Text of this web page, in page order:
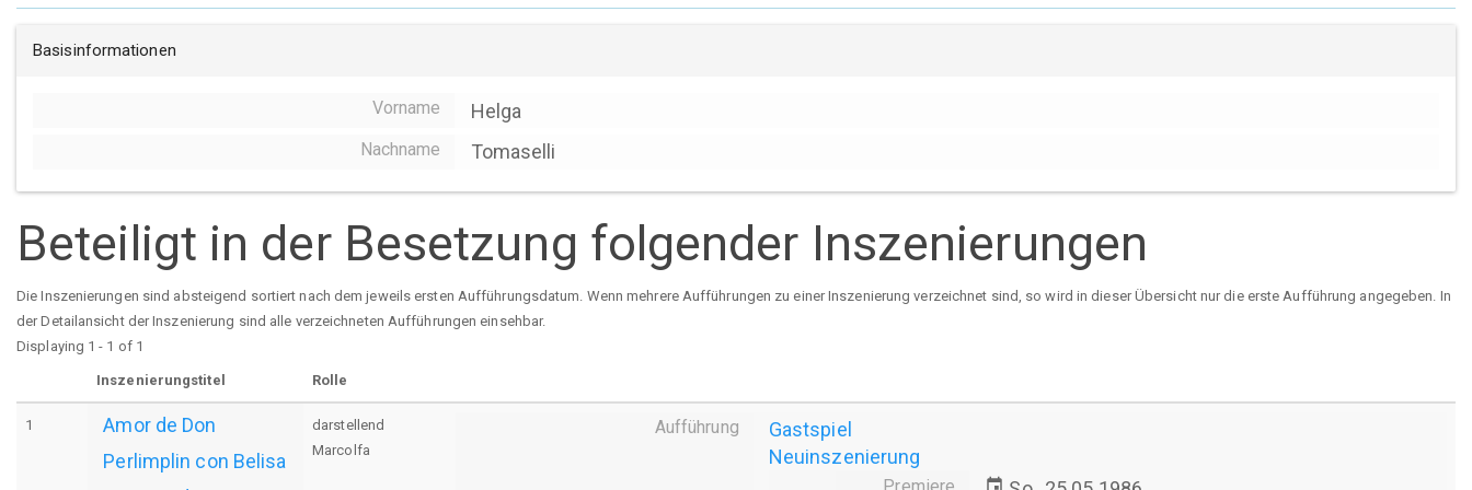
Basisinformationen
Vorname Helga
Nachname Tomaselli
Beteiligt in der Besetzung folgender Inszenierungen
Die Inszenierungen sind absteigend sortiert nach dem jeweils ersten Aufführungsdatum. Wenn mehrere Aufführungen zu einer Inszenierung verzeichnet sind, so wird in dieser Übersicht nur die erste Aufführung angegeben. In
der Detailansicht der Inszenierung sind alle verzeichneten Aufführungen einsehbar.
Displaying 1 - 1 of 1
Inszenierungstitel Rolle
1
Amor de Don
Perlimplin con Belisa
darstellend
Marcolfa
Aufführung
Gastspiel
Neuinszenierung
Premiere event